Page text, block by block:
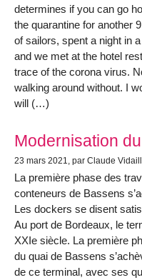
determines if you can go
the quarantine for another
of sailors, spent a night in
and we met at the hotel
trace of the corona virus.
walking around without. I
will (…)
Modernisation
23 mars 2021 , par Claude
La première phase des
conteneurs de Bassens
Les dockers se disent
Au port de Bordeaux, le
XXIe siècle. La première
du quai de Bassens
de ce terminal, avec ses